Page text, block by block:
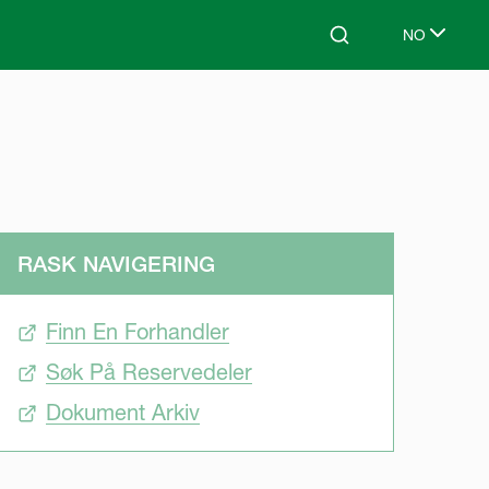
Search NO
Select
RASK NAVIGERING
Finn En Forhandler
Søk På Reservedeler
Dokument Arkiv